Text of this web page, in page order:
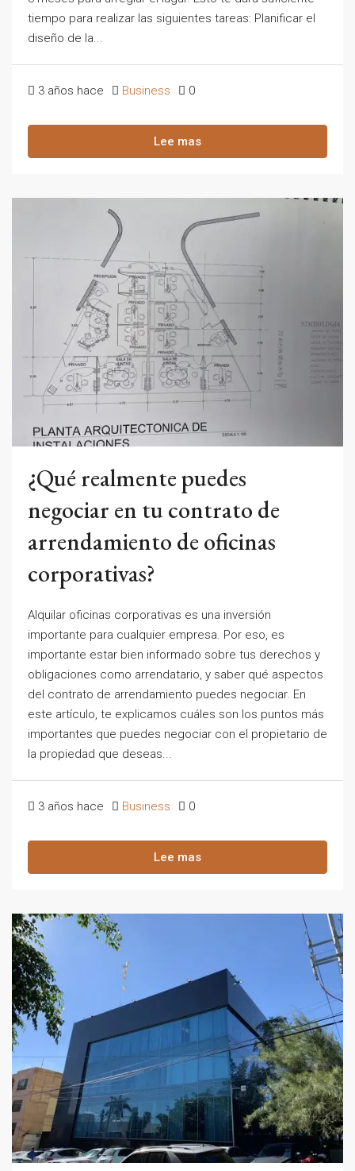
tiempo para realizar las siguientes tareas: Planificar el
diseño de la...
3 años hace Business 0
Lee mas
¿Qué realmente puedes
negociar en tu contrato de
arrendamiento de oficinas
corporativas?
Alquilar oficinas corporativas es una inversión
importante para cualquier empresa. Por eso, es
importante estar bien informado sobre tus derechos y
obligaciones como arrendatario, y saber qué aspectos
del contrato de arrendamiento puedes negociar. En
este artículo, te explicamos cuáles son los puntos más
importantes que puedes negociar con el propietario de
la propiedad que deseas...
3 años hace Business 0
Lee mas